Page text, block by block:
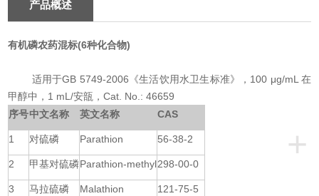
产品概述
有机磷农药混标(6种化合物)
适用于GB 5749-2006《生活饮用水卫生标准》，100 μg/mL 在
甲醇中，1 mL/安瓿，Cat. No.: 46659
+
序号中文名称 英文名称 CAS
1 对硫磷 Parathion 56-38-2
2 甲基对硫磷Parathion-methyl298-00-0
3 马拉硫磷 Malathion 121-75-5